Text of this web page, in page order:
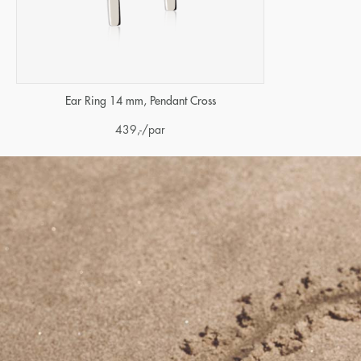
Ear Ring 14 mm, Pendant Cross
439 ,-/par